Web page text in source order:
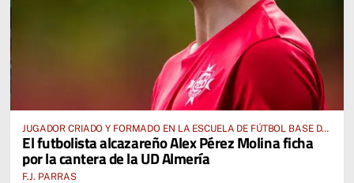
JUGADOR CRIADO Y FORMADO EN LA ESCUELA DE FÚTBOL BASE DE
ALCÁZAR DE SAN JUAN
El futbolista alcazareño Alex Pérez Molina ficha
por la cantera de la UD Almería
F.J. PARRAS